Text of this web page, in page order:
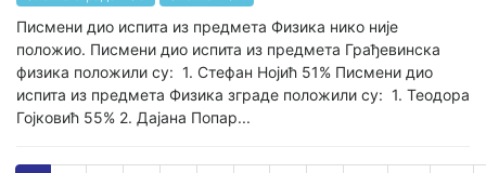
Писмени дио испита из предмета Физика нико није
положио. Писмени дио испита из предмета Грађевинска
физика положили су: 1. Стефан Нојић 51% Писмени дио
испита из предмета Физика зграде положили су: 1. Теодора
Гојковић 55% 2. Дајана Попар...